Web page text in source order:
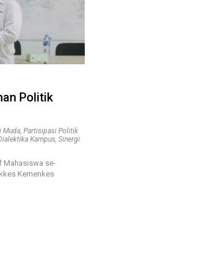
Politik
Muda Partisipasi Politik
Kampus Sinergi
Mahasiswa se-
Kemenkes